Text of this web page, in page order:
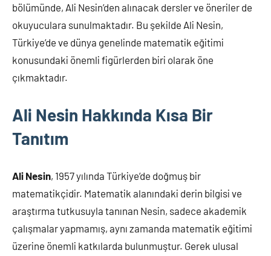
bölümünde, Ali Nesin’den alınacak dersler ve öneriler de
okuyuculara sunulmaktadır. Bu şekilde Ali Nesin,
Türkiye’de ve dünya genelinde matematik eğitimi
konusundaki önemli figürlerden biri olarak öne
çıkmaktadır.
Ali Nesin Hakkında Kısa Bir
Tanıtım
Ali Nesin, 1957 yılında Türkiye’de doğmuş bir
matematikçidir. Matematik alanındaki derin bilgisi ve
araştırma tutkusuyla tanınan Nesin, sadece akademik
çalışmalar yapmamış, aynı zamanda matematik eğitimi
üzerine önemli katkılarda bulunmuştur. Gerek ulusal